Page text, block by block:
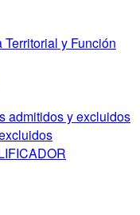
y Función
admitidos y excluidos